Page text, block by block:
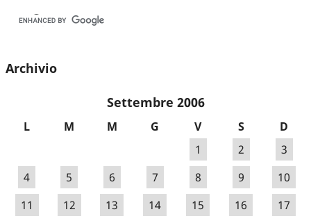
Archivio
Settembre 2006
L M M G V S
D
1
2
3
4
5 6 7 8 9
10
11
12 13 14 15 16
17